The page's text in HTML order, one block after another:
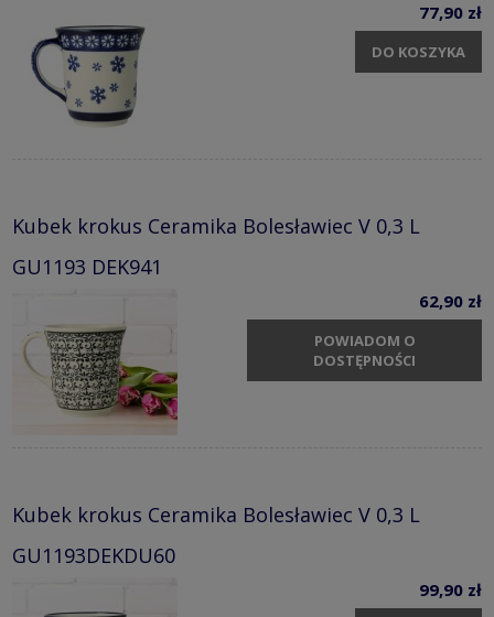
77,90 zł
DO KOSZYKA
Kubek krokus Ceramika Bolesławiec V 0,3 L
GU1193 DEK941
62,90 zł
POWIADOM O
DOSTĘPNOŚCI
Kubek krokus Ceramika Bolesławiec V 0,3 L
GU1193DEKDU60
99,90 zł